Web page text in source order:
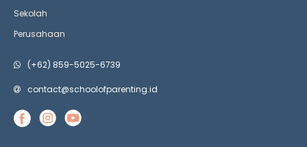
Sekolah
Perusahaan
(+62) 859-5025-6739
contact@schoolofparenting.id